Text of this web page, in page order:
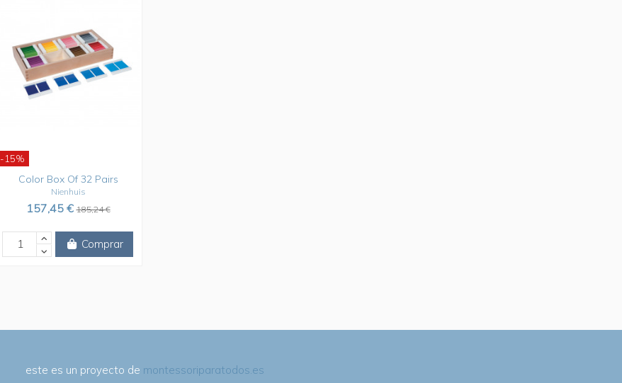
-15%
Color Box Of 32 Pairs
Nienhuis
157,45 €185,24 €
Comprar
este es un proyecto de montessoriparatodos.es